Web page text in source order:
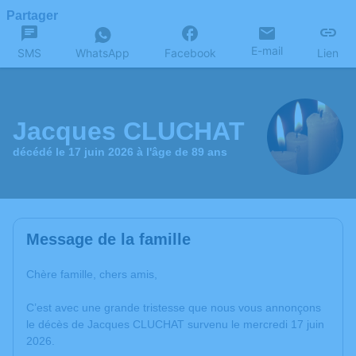
Partager
SMS WhatsApp Facebook E-mail Lien
Jacques CLUCHAT
décédé le 17 juin 2026 à l'âge de 89 ans
Message de la famille
Chère famille, chers amis,
C’est avec une grande tristesse que nous vous annonçons
le décès de Jacques CLUCHAT survenu le mercredi 17 juin
2026.